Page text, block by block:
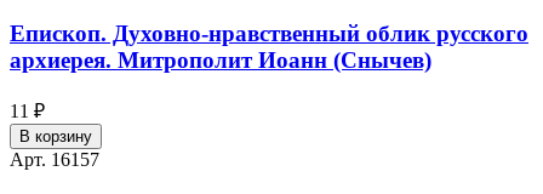
Епископ. Духовно-нравственный облик русского
архиерея. Митрополит Иоанн (Снычев)
11 ₽
В корзину
Арт. 16157